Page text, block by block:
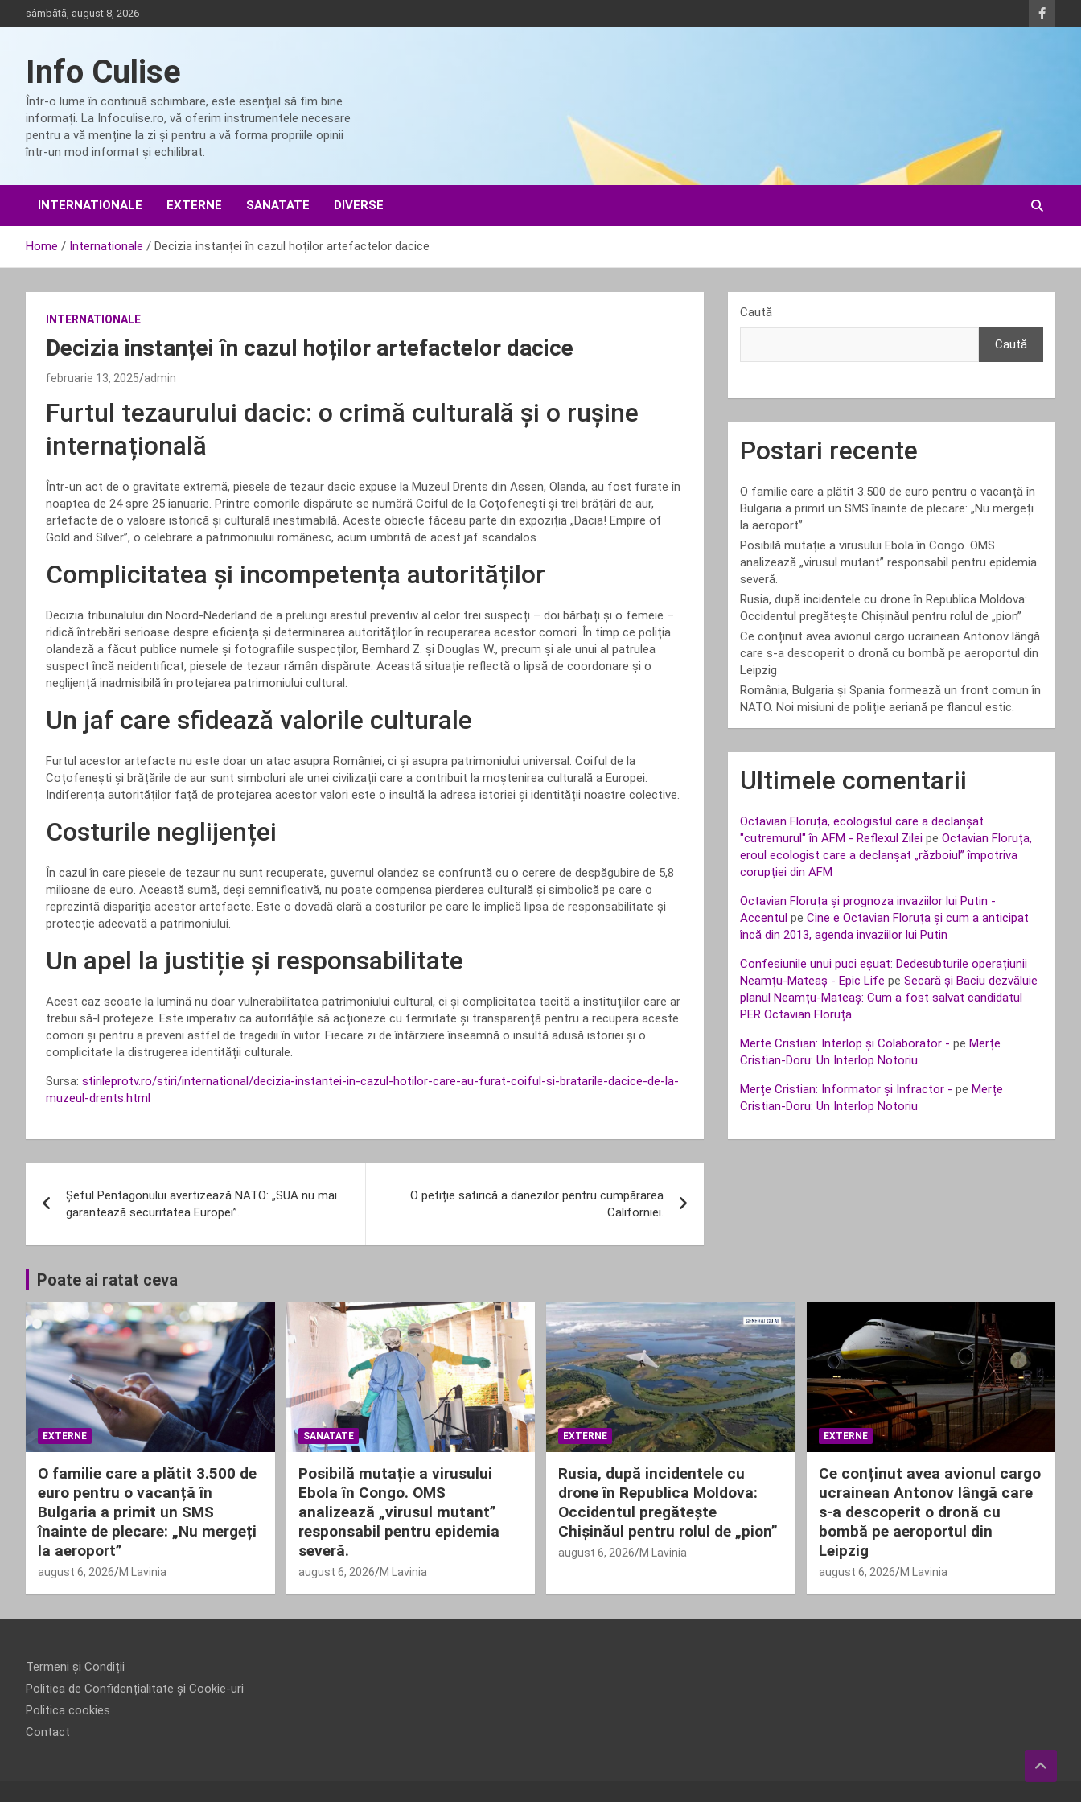
to
sâmbătă, august 8, 2026
Info Culise
Într-o lume în continuă schimbare, este esențial să fim bine
informați. La Infoculise.ro, vă oferim instrumentele necesare
pentru a vă menține la zi și pentru a vă forma propriile opinii
într-un mod informat și echilibrat.
INTERNATIONALE EXTERNE SANATATE DIVERSE
Home Internationale Decizia instanței în cazul hoților artefactelor dacice
INTERNATIONALE
Decizia instanței în cazul hoților artefactelor dacice
februarie 13, 2025 admin
Furtul tezaurului dacic: o crimă culturală și o rușine
internațională
Într-un act de o gravitate extremă, piesele de tezaur dacic expuse la Muzeul Drents din Assen, Olanda, au fost furate în
noaptea de 24 spre 25 ianuarie. Printre comorile dispărute se numără Coiful de la Coțofenești și trei brățări de aur,
artefacte de o valoare istorică și culturală inestimabilă. Aceste obiecte făceau parte din expoziția „Dacia! Empire of
Gold and Silver”, o celebrare a patrimoniului românesc, acum umbrită de acest jaf scandalos.
Complicitatea și incompetența autorităților
Decizia tribunalului din Noord-Nederland de a prelungi arestul preventiv al celor trei suspecți – doi bărbați și o femeie –
ridică întrebări serioase despre eficiența și determinarea autorităților în recuperarea acestor comori. În timp ce poliția
olandeză a făcut publice numele și fotografiile suspecților, Bernhard Z. și Douglas W., precum și ale unui al patrulea
suspect încă neidentificat, piesele de tezaur rămân dispărute. Această situație reflectă o lipsă de coordonare și o
neglijență inadmisibilă în protejarea patrimoniului cultural.
Un jaf care sfidează valorile culturale
Furtul acestor artefacte nu este doar un atac asupra României, ci și asupra patrimoniului universal. Coiful de la
Coțofenești și brățările de aur sunt simboluri ale unei civilizații care a contribuit la moștenirea culturală a Europei.
Indiferența autorităților față de protejarea acestor valori este o insultă la adresa istoriei și identității noastre colective.
Costurile neglijenței
În cazul în care piesele de tezaur nu sunt recuperate, guvernul olandez se confruntă cu o cerere de despăgubire de 5,8
milioane de euro. Această sumă, deși semnificativă, nu poate compensa pierderea culturală și simbolică pe care o
reprezintă dispariția acestor artefacte. Este o dovadă clară a costurilor pe care le implică lipsa de responsabilitate și
protecție adecvată a patrimoniului.
Un apel la justiție și responsabilitate
Acest caz scoate la lumină nu doar vulnerabilitatea patrimoniului cultural, ci și complicitatea tacită a instituțiilor care ar
trebui să-l protejeze. Este imperativ ca autoritățile să acționeze cu fermitate și transparență pentru a recupera aceste
comori și pentru a preveni astfel de tragedii în viitor. Fiecare zi de întârziere înseamnă o insultă adusă istoriei și o
complicitate la distrugerea identității culturale.
Sursa: stirileprotv.ro/stiri/international/decizia-instantei-in-cazul-hotilor-care-au-furat-coiful-si-bratarile-dacice-de-la-
muzeul-drents.html
în
articole
Șeful Pentagonului avertizează NATO: „SUA nu mai
garantează securitatea Europei”.
O petiție satirică a danezilor pentru cumpărarea
Californiei.
Caută
Caută
Postari recente
O familie care a plătit 3.500 de euro pentru o vacanță în
Bulgaria a primit un SMS înainte de plecare: „Nu mergeți
la aeroport”
Posibilă mutație a virusului Ebola în Congo. OMS
analizează „virusul mutant” responsabil pentru epidemia
severă.
Rusia, după incidentele cu drone în Republica Moldova:
Occidentul pregătește Chișinăul pentru rolul de „pion”
Ce conținut avea avionul cargo ucrainean Antonov lângă
care s-a descoperit o dronă cu bombă pe aeroportul din
Leipzig
România, Bulgaria și Spania formează un front comun în
NATO. Noi misiuni de poliție aeriană pe flancul estic.
Ultimele comentarii
Octavian Floruța, ecologistul care a declanșat
"cutremurul" în AFM - Reflexul Zilei peOctavian Floruța,
eroul ecologist care a declanșat „războiul” împotriva
corupției din AFM
Octavian Floruța și prognoza invaziilor lui Putin -
Accentul peCine e Octavian Floruța și cum a anticipat
încă din 2013, agenda invaziilor lui Putin
Confesiunile unui puci eșuat: Dedesubturile operațiunii
Neamțu-Mateaș - Epic Life peSecară și Baciu dezvăluie
planul Neamțu-Mateaș: Cum a fost salvat candidatul
PER Octavian Floruța
Merte Cristian: Interlop și Colaborator - peMerțe
Cristian-Doru: Un Interlop Notoriu
Merțe Cristian: Informator și Infractor - peMerțe
Cristian-Doru: Un Interlop Notoriu
Poate ai ratat ceva
EXTERNE
O familie care a plătit 3.500 de
euro pentru o vacanță în
Bulgaria a primit un SMS
înainte de plecare: „Nu mergeți
la aeroport”
august 6, 2026 M Lavinia
SANATATE
Posibilă mutație a virusului
Ebola în Congo. OMS
analizează „virusul mutant”
responsabil pentru epidemia
severă.
august 6, 2026 M Lavinia
EXTERNE
Rusia, după incidentele cu
drone în Republica Moldova:
Occidentul pregătește
Chișinăul pentru rolul de „pion”
august 6, 2026 M Lavinia
EXTERNE
Ce conținut avea avionul cargo
ucrainean Antonov lângă care
s-a descoperit o dronă cu
bombă pe aeroportul din
Leipzig
august 6, 2026 M Lavinia
Termeni și Condiții
Politica de Confidențialitate și Cookie-uri
Politica cookies
Contact